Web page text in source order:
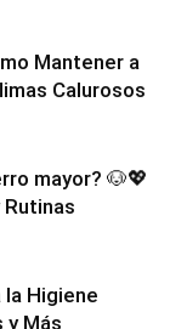
Mantener a
Calurosos
mayor? 🐶💖
Rutinas
Higiene
y Más